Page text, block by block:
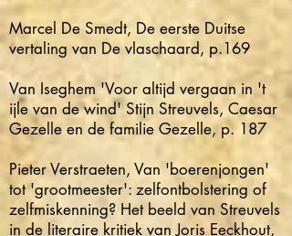
Marcel De Smedt, De eerste Duitse
vertaling van De vlaschaard, p.169
Van Iseghem 'Voor altijd vergaan in 't
ijle van de wind' Stijn Streuvels, Caesar
Gezelle en de familie Gezelle, p. 187
Pieter Verstraeten, Van 'boerenjongen'
tot 'grootmeester': zelfontbolstering of
zelfmiskenning? Het beeld van Streuvels
in de literaire kritiek van Joris Eeckhout,